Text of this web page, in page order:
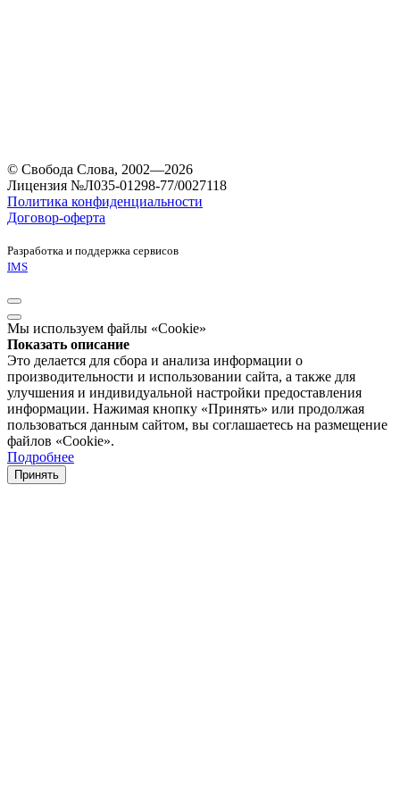
© Свобода Слова, 2002—2026
Лицензия №Л035-01298-77/0027118
Политика конфиденциальности
Договор-оферта
Разработка и поддержка сервисов
IMS
Мы используем файлы «Cookie»
Показать описание
Это делается для сбора и анализа информации о
производительности и использовании сайта, а также для
улучшения и индивидуальной настройки предоставления
информации. Нажимая кнопку «Принять» или продолжая
пользоваться данным сайтом, вы соглашаетесь на размещение
файлов «Cookie».
Подробнее
Принять